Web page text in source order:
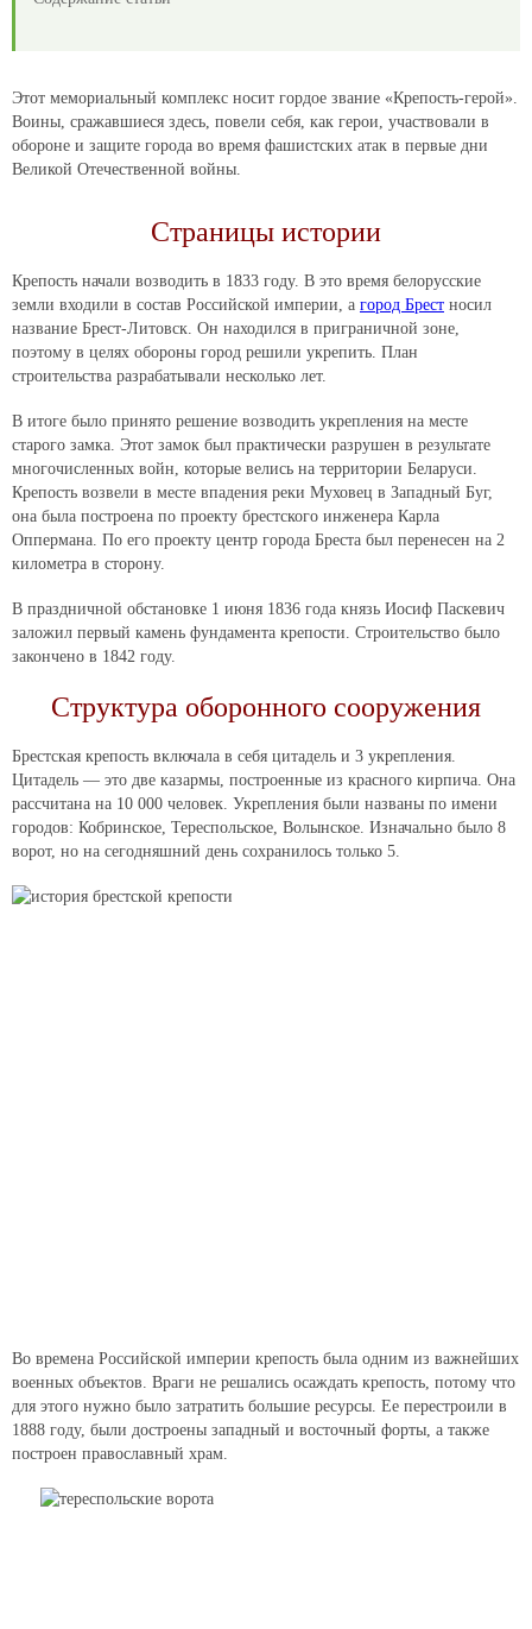
Этот мемориальный комплекс носит гордое звание «Крепость-герой».
Воины, сражавшиеся здесь, повели себя, как герои, участвовали в
обороне и защите города во время фашистских атак в первые дни
Великой Отечественной войны.
Страницы истории
Крепость начали возводить в 1833 году. В это время белорусские
земли входили в состав Российской империи, а город Брест носил
название Брест-Литовск. Он находился в приграничной зоне,
поэтому в целях обороны город решили укрепить. План
строительства разрабатывали несколько лет.
В итоге было принято решение возводить укрепления на месте
старого замка. Этот замок был практически разрушен в результате
многочисленных войн, которые велись на территории Беларуси.
Крепость возвели в месте впадения реки Муховец в Западный Буг,
она была построена по проекту брестского инженера Карла
Оппермана. По его проекту центр города Бреста был перенесен на 2
километра в сторону.
В праздничной обстановке 1 июня 1836 года князь Иосиф Паскевич
заложил первый камень фундамента крепости. Строительство было
закончено в 1842 году.
Структура оборонного сооружения
Брестская крепость включала в себя цитадель и 3 укрепления.
Цитадель — это две казармы, построенные из красного кирпича. Она
рассчитана на 10 000 человек. Укрепления были названы по имени
городов: Кобринское, Тереспольское, Волынское. Изначально было 8
ворот, но на сегодняшний день сохранилось только 5.
Во времена Российской империи крепость была одним из важнейших
военных объектов. Враги не решались осаждать крепость, потому что
для этого нужно было затратить большие ресурсы. Ее перестроили в
1888 году, были достроены западный и восточный форты, а также
построен православный храм.